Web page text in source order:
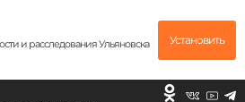
и расследования Ульяновска Установить